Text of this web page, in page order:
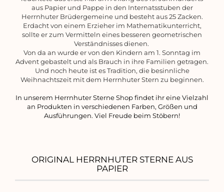
aus Papier und Pappe in den Internatsstuben der
Herrnhuter Brüdergemeine und besteht aus 25 Zacken.
Erdacht von einem Erzieher im Mathematikunterricht,
sollte er zum Vermitteln eines besseren geometrischen
Verständnisses dienen.
Von da an wurde er von den Kindern am 1. Sonntag im
Advent gebastelt und als Brauch in ihre Familien getragen.
Und noch heute ist es Tradition, die besinnliche
Weihnachtszeit mit dem Herrnhuter Stern zu beginnen.
In unserem Herrnhuter Sterne Shop findet ihr eine Vielzahl
an Produkten in verschiedenen Farben, Größen und
Ausführungen. Viel Freude beim Stöbern!
ORIGINAL HERRNHUTER STERNE AUS
PAPIER